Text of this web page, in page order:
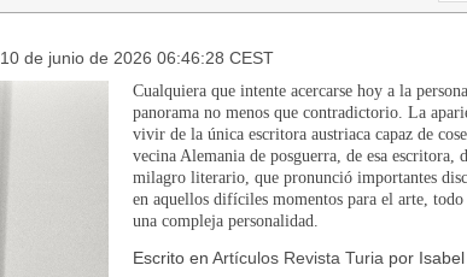
10 de junio de 2026 06:46:28 CEST
Cualquiera que intente acercarse hoy a la
panorama no menos que contradictorio. La
vivir de la única escritora austriaca capaz de
vecina Alemania de posguerra, de esa
milagro literario, que pronunció importantes
en aquellos difíciles momentos para el arte,
una compleja personalidad.
Escrito en Artículos Revista Turia por